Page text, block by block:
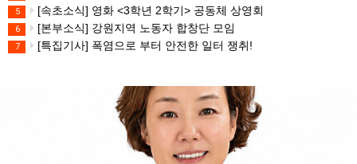
5 [속초소식] 영화 <3학년 2학기> 공동체 상영회
6 [본부소식] 강원지역 노동자 합창단 모임
7 [특집기사] 폭염으로 부터 안전한 일터 쟁취!